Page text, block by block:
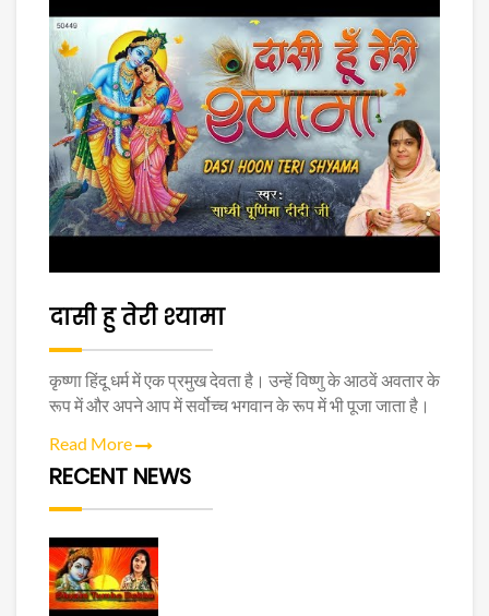
दासी हु तेरी श्यामा
कृष्णा हिंदू धर्म में एक प्रमुख देवता है। उन्हें विष्णु के आठवें अवतार के
रूप में और अपने आप में सर्वोच्च भगवान के रूप में भी पूजा जाता है।
Read More
RECENT NEWS